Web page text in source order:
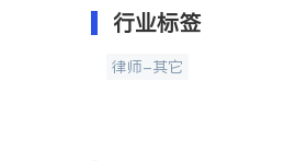
行业标签
律师-其它